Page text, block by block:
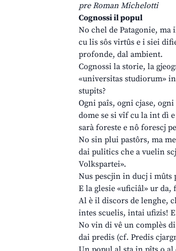
pre Roman Michelotti
Cognossi il popul
No chel de Patagonie,
cu lis sôs virtûs e i siei
profonde, dal ambient.
Cognossi la storie, la
«universitas studiorum»
stupits?
Ogni paîs, ogni cjase,
dome se si vîf cu la int dì
sarà foreste e nô forescj
No sin plui pastôrs, ma
dai pulitics che a vuelin
Volkspartei».
Nus pescjin in ducj i mûts
E la glesie «uficiâl» ur
Al è il discors de lenghe,
intes scuelis, intai ufizis!
No vin di vê un complès
dai predis (cf. Predis